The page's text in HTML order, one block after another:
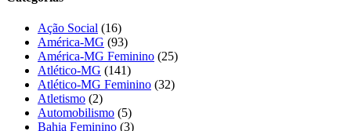
Ação Social (16)
América-MG (93)
América-MG Feminino (25)
Atlético-MG (141)
Atlético-MG Feminino (32)
Atletismo (2)
Automobilismo (5)
Bahia Feminino (3)